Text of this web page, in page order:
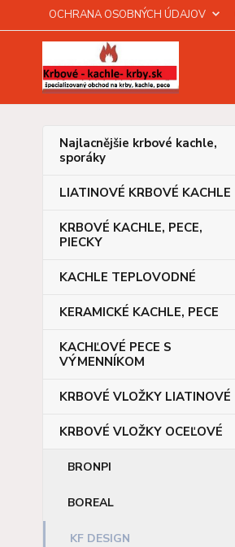
OCHRANA OSOBNÝCH ÚDAJOV
Najlacnějšie krbové kachle,
sporáky
LIATINOVÉ KRBOVÉ KACHLE
KRBOVÉ KACHLE, PECE,
PIECKY
KACHLE TEPLOVODNÉ
KERAMICKÉ KACHLE, PECE
KACHĽOVÉ PECE S
VÝMENNÍKOM
KRBOVÉ VLOŽKY LIATINOVÉ
KRBOVÉ VLOŽKY OCEĽOVÉ
BRONPI
BOREAL
KF DESIGN